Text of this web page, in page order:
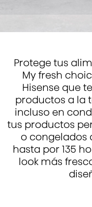
Protege tus
My fresh
Hisense que
productos a la
incluso en
tus productos
o congelados
hasta por 135
look más